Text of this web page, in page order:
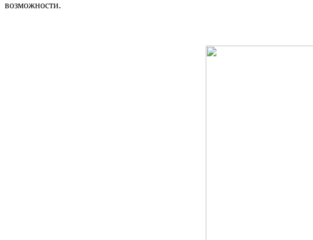
возможности.